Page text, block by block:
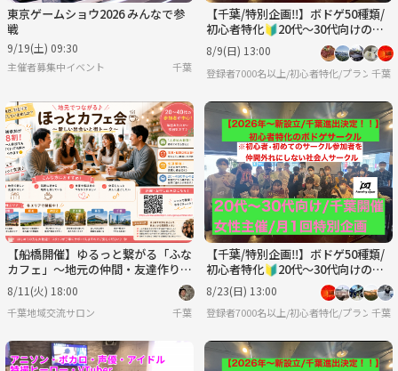
東京ゲームショウ2026 みんなで参
戦
9/19(土) 09:30
主催者募集中イベント 千葉
【千葉/特別企画‼️】ボドゲ50種類/
初心者特化🔰20代〜30代向けのボ
ードゲーム会
8/9(日) 13:00
登録者7000名以上/初心者特化/プランニン
千葉
【船橋開催】ゆるっと繋がる「ふな
カフェ」〜地元の仲間・友達作りの
第一歩〜
8/11(火) 18:00
千葉地域交流サロン 千葉
【千葉/特別企画‼️】ボドゲ50種類/
初心者特化🔰20代〜30代向けのボ
ードゲーム会
8/23(日) 13:00
登録者7000名以上/初心者特化/プランニン
千葉